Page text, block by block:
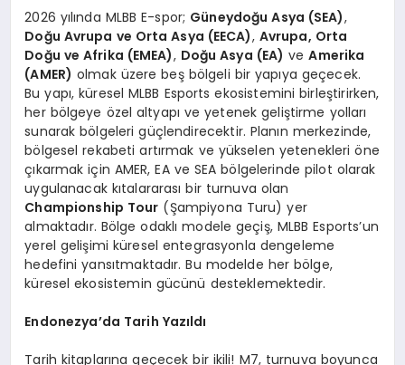
2026 yılında MLBB E-spor; Güneydoğu Asya (SEA),
Doğu Avrupa ve Orta Asya (EECA), Avrupa, Orta
Doğu ve Afrika (EMEA), Doğu Asya (EA) veAmerika
(AMER) olmak üzere beş bölgeli bir yapıya geçecek.
Bu yapı, küresel MLBB Esports ekosistemini birleştirirken,
her bölgeye özel altyapı ve yetenek geliştirme yolları
sunarak bölgeleri güçlendirecektir. Planın merkezinde,
bölgesel rekabeti artırmak ve yükselen yetenekleri öne
çıkarmak için AMER, EA ve SEA bölgelerinde pilot olarak
uygulanacak kıtalararası bir turnuva olan
Championship Tour (Şampiyona Turu) yer
almaktadır. Bölge odaklı modele geçiş, MLBB Esports’un
yerel gelişimi küresel entegrasyonla dengeleme
hedefini yansıtmaktadır. Bu modelde her bölge,
küresel ekosistemin gücünü desteklemektedir.
Endonezya’da Tarih Yazıldı
Tarih kitaplarına geçecek bir ikili! M7, turnuva boyunca